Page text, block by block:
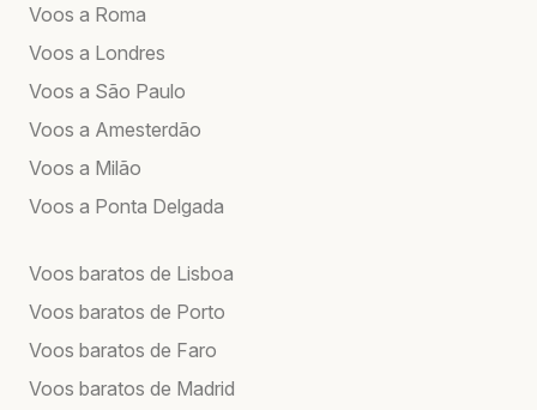
Voos a Roma
Voos a Londres
Voos a São Paulo
Voos a Amesterdão
Voos a Milão
Voos a Ponta Delgada
Voos baratos de Lisboa
Voos baratos de Porto
Voos baratos de Faro
Voos baratos de Madrid